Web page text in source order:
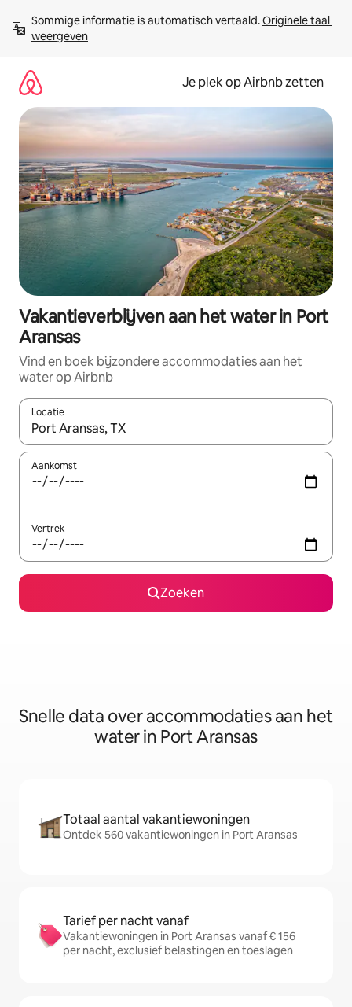
direct
naar
Sommige informatie is automatisch vertaald. Originele taal
weergeven
Je plek op Airbnb zetten
Vakantieverblijven aan het water in Port
Aransas
Vind en boek bijzondere accommodaties aan het
water op Airbnb
Locatie
Wanneer er resultaten beschikbaar zijn, maak je een keuze
Aankomst
Vertrek
Zoeken
Snelle data over accommodaties aan het
water in Port Aransas
Totaal aantal vakantiewoningen
Ontdek 560 vakantiewoningen in Port Aransas
Tarief per nacht vanaf
Vakantiewoningen in Port Aransas vanaf € 156
per nacht, exclusief belastingen en toeslagen